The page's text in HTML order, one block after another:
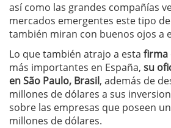
así como las grandes compañías
mercados emergentes este tipo
también miran con buenos ojos a
Lo que también atrajo a esta firma
más importantes en España, su
en São Paulo, Brasil, además de
millones de dólares a sus
sobre las empresas que poseen
millones de dólares.